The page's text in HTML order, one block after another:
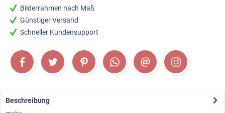
Bilderrahmen nach Maß
Günstiger Versand
Schneller Kundensupport
Beschreibung